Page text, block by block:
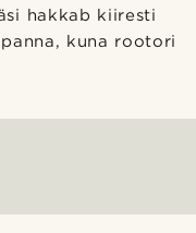
hakkab kiiresti
kuna rootori